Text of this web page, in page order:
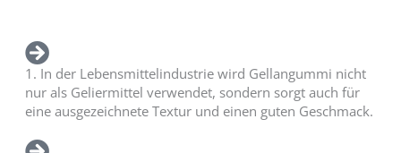
1. In der Lebensmittelindustrie wird Gellangummi nicht
nur als Geliermittel verwendet, sondern sorgt auch für
eine ausgezeichnete Textur und einen guten Geschmack.